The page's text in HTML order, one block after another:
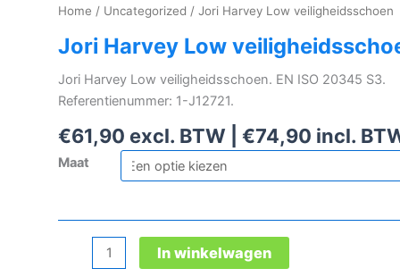
Home / Uncategorized / Jori Harvey Low veiligheidsschoen
Jori Harvey Low
Jori Harvey Low veiligheidsschoen. EN ISO 20345 S3.
Referentienummer: 1-J12721.
€61,90 excl. BTW | €74,90 incl.
Maat
Harvey
In winkelwagen